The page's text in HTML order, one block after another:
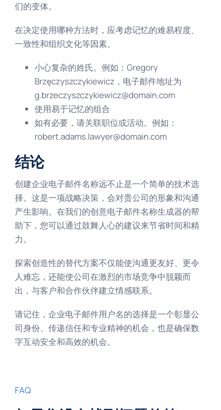
们的变体。
在决定使用哪种方法时，应考虑记忆的难易程度、
一致性和组织文化等因素。
小心复杂的姓氏。例如：Gregory
Brzęczyszczykiewicz，电子邮件地址为
g.brzeczyszczykiewicz@domain.com
使用易于记忆的组合
如有必要，请关联职位或活动。例如：
robert.adams.lawyer@domain.com
结论
创建企业电子邮件名称远不止是一个简单的技术选
择。这是一项战略决策，会对贵公司的形象和沟通
产生影响。在我们的创意电子邮件名称生成器的帮
助下，您可以通过鼓舞人心的建议来节省时间和精
力。
探索创造性的替代方案不仅能使沟通更友好、更令
人难忘，还能使公司在激烈的市场竞争中脱颖而
出，与客户和合作伙伴建立情感联系。
请记住，企业电子邮件用户名的选择是一个彰显公
司身份、传递信任和专业精神的机会，也是确保数
字互动安全和高效的机会。
FAQ